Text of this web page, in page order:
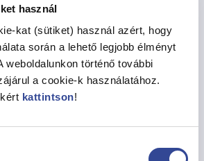
használ
kat (sütiket) használ azért, hogy
során a lehető legjobb élményt
weboldalunkon történő további
a cookie-k használatához.
kattintson!
Egyesület képviselője
eszközlényegét. A
beszélő és sípoló jelzései mellett a
is segíti a vakokat és
során köszönte azt a
rendszeresen
izgalmas kulturális programokat